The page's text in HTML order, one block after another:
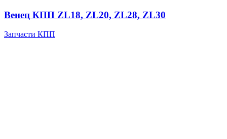
Венец КПП ZL18, ZL20, ZL28, ZL30
Запчасти КПП